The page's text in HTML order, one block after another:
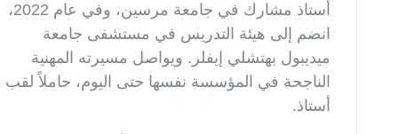
أستاذ مشارك في جامعة مرسين، وفي عام 2022،
انضم إلى هيئة التدريس في مستشفى جامعة
ميديبول بهتشلي إيفلر. ويواصل مسيرته المهنية
الناجحة في المؤسسة نفسها حتى اليوم، حاملاً لقب
أستاذ.